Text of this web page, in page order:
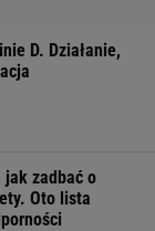
D. Działanie,
jak zadbać o
Oto lista